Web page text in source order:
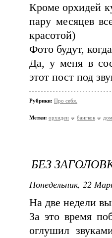
Кроме орхидей
пару месяцев
красотой)
Фото будут,
Да, у меня в
этот пост под
Рубрики: Про себя.
Метки: орхидеи бангкок
БЕЗ
Понедельник, 22
На две недели
За это время
оглушил